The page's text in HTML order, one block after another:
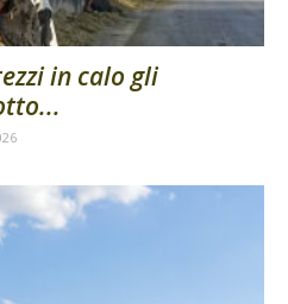
in calo gli